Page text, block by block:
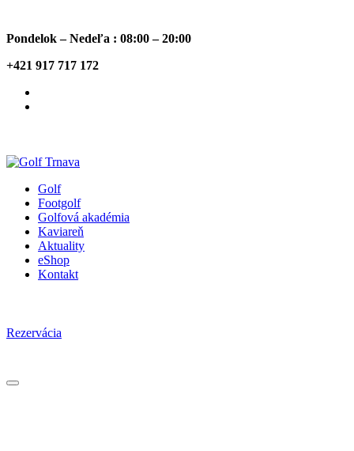
Pondelok – Nedeľa : 08:00 – 20:00
+421 917 717 172
Golf
Footgolf
Golfová akadémia
Kaviareň
Aktuality
eShop
Kontakt
Rezervácia